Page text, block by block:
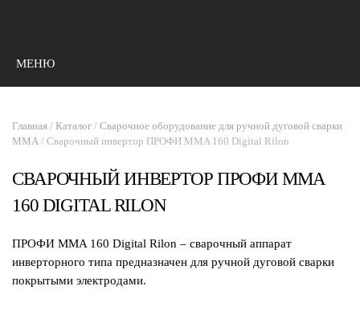
МЕНЮ
Главная / Каталог / Сварочное оборудование для ручной дуговой сварки
ММА / Cварочный инвертор ПРОФИ MMA 160 Digital Rilon
CВАРОЧНЫЙ ИНВЕРТОР ПРОФИ MMA
160 DIGITAL RILON
ПРОФИ MMA 160 Digital Rilon – сварочный аппарат
инверторного типа предназначен для ручной дуговой сварки
покрытыми электродами.